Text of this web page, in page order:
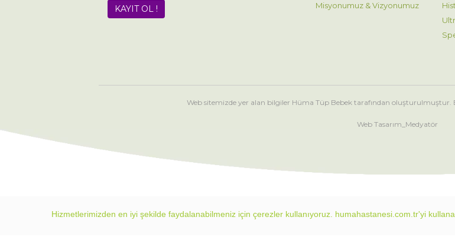
KAYIT OL !
Misyonumuz & Vizyonumuz
Web sitemizde yer alan bilgiler Hüma Tüp Bebek tarafından oluşturulmuştur.
Web Tasarım_ Medyatör
Hizmetlerimizden en iyi şekilde faydalanabilmeniz için çerezler kullanıyoruz. humahastanesi.com.tr'yi